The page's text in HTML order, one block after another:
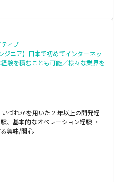
ィブ
ジニア】日本で初めてインターネッ
験を積むことも可能／様々な業界を
づれかを用いた 2 年以上の開発経
、基本的なオペレーション経験 ・
興味/関心